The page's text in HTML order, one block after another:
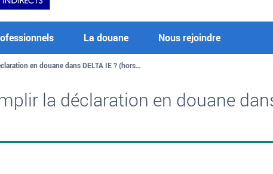
La douane Nous rejoindre
en douane dans DELTA IE ? (hors…
la déclaration en douane